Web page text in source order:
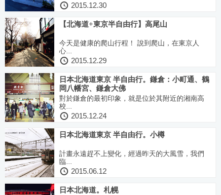
2015.12.30
【北海道+東京半自由行】高尾山
今天是健康的爬山行程！ 說到爬山，在東京人
心...
2015.12.29
日本北海道東京 半自由行。鎌倉：小町通、鶴
岡八幡宮、鎌倉大佛
對於鎌倉的最初印象，就是位於其附近的湘南高
校...
2015.12.24
日本北海道東京 半自由行。小樽
計畫永遠趕不上變化，經過昨天的大風雪，我們
臨...
2015.06.12
日本北海道。札幌